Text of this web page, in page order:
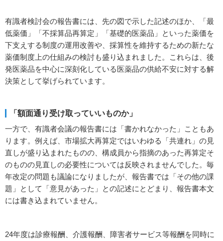
有識者検討会の報告書には、先の図で示した記述のほか、「最
低薬価」「不採算品再算定」「基礎的医薬品」といった薬価を
下支えする制度の運用改善や、採算性を維持するための新たな
薬価制度上の仕組みの検討も盛り込まれました。これらは、後
発医薬品を中心に深刻化している医薬品の供給不安に対する解
決策として挙げられています。
「額面通り受け取っていいものか」
一方で、有識者会議の報告書には「書かれなかった」こともあ
ります。例えば、市場拡大再算定ではいわゆる「共連れ」の見
直しが盛り込まれたものの、構成員から指摘のあった再算定そ
のものの見直しの必要性については反映されませんでした。毎
年改定の問題も議論になりましたが、報告書では「その他の課
題」として「意見があった」との記述にとどまり、報告書本文
には書き込まれていません。
24年度は診療報酬、介護報酬、障害者サービス等報酬を同時に